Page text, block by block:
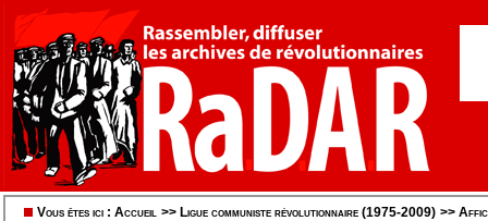
Vous êtes ici : Accueil >> Ligue communiste révolutionnaire (1975-2009) >>